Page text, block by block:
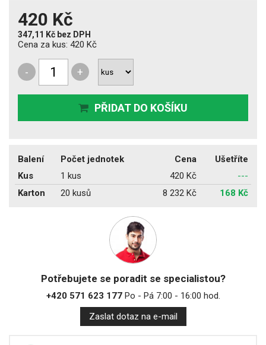
420 Kč
347,11 Kč bez DPH
Cena za kus: 420 Kč
- +
PŘIDAT DO KOŠÍKU
Balení Počet jednotek Cena
Ušetříte
Kus
1 kus 420 Kč
---
Karton
20 kusů 8 232 Kč 168 Kč
Potřebujete se poradit se specialistou?
+420 571 623 177Po - Pá 7:00 - 16:00 hod.
Zaslat dotaz na e-mail